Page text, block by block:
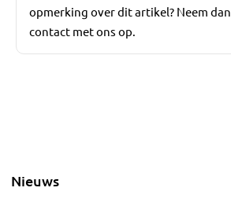
opmerking over dit artikel? Neem dan
contact met ons op.
Nieuws